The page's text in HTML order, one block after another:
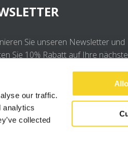
our traffic.
analytics
collected
Sie unseren Newsletter und
Sie 10% Rabatt auf Ihre nächste
OK
stimme derDatenschutzerklärung.